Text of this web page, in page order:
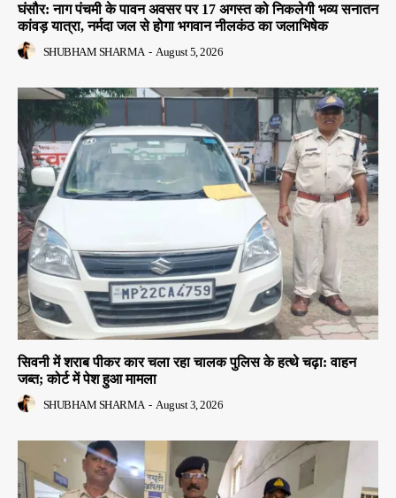
घंसौर: नाग पंचमी के पावन अवसर पर 17 अगस्त को निकलेगी भव्य सनातन
कांवड़ यात्रा, नर्मदा जल से होगा भगवान नीलकंठ का जलाभिषेक
SHUBHAM SHARMA - August 5, 2026
सिवनी में शराब पीकर कार चला रहा चालक पुलिस के हत्थे चढ़ा: वाहन
जब्त; कोर्ट में पेश हुआ मामला
SHUBHAM SHARMA - August 3, 2026